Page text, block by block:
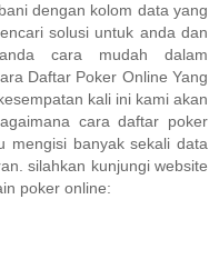
dengan kolom data yang
solusi untuk anda dan
cara mudah dalam
Daftar Poker Online Yang
kali ini kami akan
cara daftar poker
mengisi banyak sekali data
silahkan kunjungi website
poker online: